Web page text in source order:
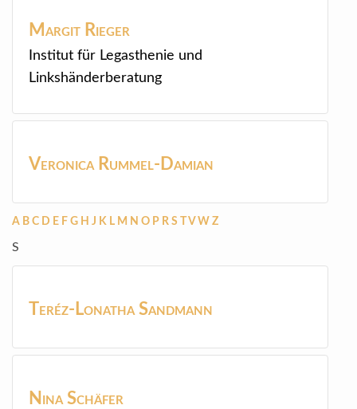
Margit Rieger
Institut für Legasthenie und
Linkshänderberatung
Veronica Rummel-Damian
A B C D E F G H J K L M N O P R S TV W Z
S
Teréz-Lonatha Sandmann
Nina Schäfer